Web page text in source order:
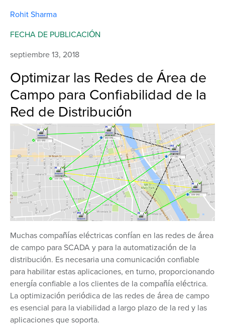
Optimizar las Redes de Área de
Campo para Confiabilidad de la
Red de Distribución
Muchas compañías eléctricas confían en las redes de área
de campo para SCADA y para la automatización de la
distribución. Es necesaria una comunicación confiable
para habilitar estas aplicaciones, en turno, proporcionando
energía confiable a los clientes de la compañía eléctrica.
La optimización periódica de las redes de área de campo
es esencial para la viabilidad a largo plazo de la red y las
aplicaciones que soporta.
Rohit Sharma
FECHA DE PUBLICACIÓN
septiembre 13, 2018